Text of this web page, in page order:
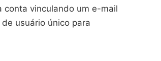
conta vinculando um e-mail
usuário único para